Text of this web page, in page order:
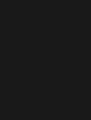
en ventana nueva)
en ventana nueva)
en ventana nueva)
en ventana nueva)